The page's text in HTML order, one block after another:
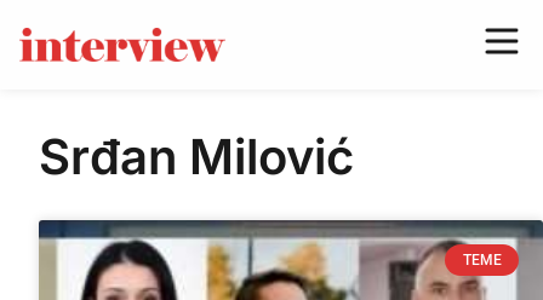
Srđan Milović
TEME